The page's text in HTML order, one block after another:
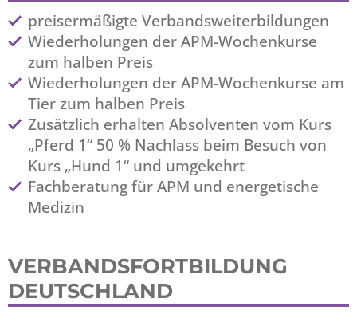
preisermäßigte Verbandsweiterbildungen
Wiederholungen der APM-Wochenkurse
zum halben Preis
Wiederholungen der APM-Wochenkurse am
Tier zum halben Preis
Zusätzlich erhalten Absolventen vom Kurs
„Pferd 1“ 50 % Nachlass beim Besuch von
Kurs „Hund 1“ und umgekehrt
Fachberatung für APM und energetische
Medizin
VERBANDSFORTBILDUNG
DEUTSCHLAND